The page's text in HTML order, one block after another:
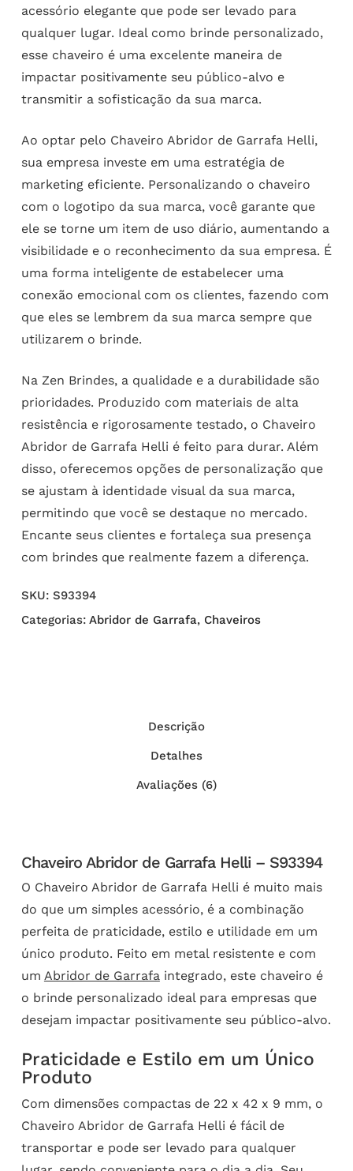
acessório elegante que pode ser levado para
qualquer lugar. Ideal como brinde personalizado,
esse chaveiro é uma excelente maneira de
impactar positivamente seu público-alvo e
transmitir a sofisticação da sua marca.
Ao optar pelo Chaveiro Abridor de Garrafa Helli,
sua empresa investe em uma estratégia de
marketing eficiente. Personalizando o chaveiro
com o logotipo da sua marca, você garante que
ele se torne um item de uso diário, aumentando a
visibilidade e o reconhecimento da sua empresa. É
uma forma inteligente de estabelecer uma
conexão emocional com os clientes, fazendo com
que eles se lembrem da sua marca sempre que
utilizarem o brinde.
Na Zen Brindes, a qualidade e a durabilidade são
prioridades. Produzido com materiais de alta
resistência e rigorosamente testado, o Chaveiro
Abridor de Garrafa Helli é feito para durar. Além
disso, oferecemos opções de personalização que
se ajustam à identidade visual da sua marca,
permitindo que você se destaque no mercado.
Encante seus clientes e fortaleça sua presença
com brindes que realmente fazem a diferença.
SKU: S93394
Categorias: Abridor de Garrafa, Chaveiros
Descrição
Detalhes
Avaliações (6)
Chaveiro Abridor de Garrafa Helli – S93394
O Chaveiro Abridor de Garrafa Helli é muito mais
do que um simples acessório, é a combinação
perfeita de praticidade, estilo e utilidade em um
único produto. Feito em metal resistente e com
um Abridor de Garrafaintegrado, este chaveiro é
o brinde personalizado ideal para empresas que
desejam impactar positivamente seu público-alvo.
Praticidade e Estilo em um Único
Produto
Com dimensões compactas de 22 x 42 x 9 mm, o
Chaveiro Abridor de Garrafa Helli é fácil de
transportar e pode ser levado para qualquer